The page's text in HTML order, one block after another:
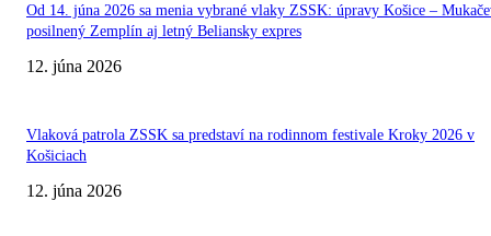
Od 14. júna 2026 sa menia vybrané vlaky ZSSK: úpravy Košice –
posilnený Zemplín aj letný Beliansky expres
12. júna 2026
Vlaková patrola ZSSK sa predstaví na rodinnom festivale Kroky 2026 v
Košiciach
12. júna 2026